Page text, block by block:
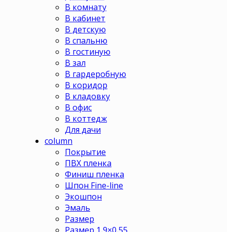
В комнату
В кабинет
В детскую
В спальню
В гостиную
В зал
В гардеробную
В коридор
В кладовку
В офис
В коттедж
Для дачи
column
Покрытие
ПВХ пленка
Финиш пленка
Шпон Fine-line
Экошпон
Эмаль
Размер